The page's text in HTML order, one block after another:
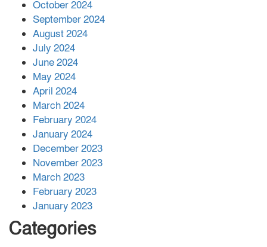
সহায়তা দিলেন সাচিং প্রু জেরী
October 2024
September 2024
August 2024
July 2024
June 2024
May 2024
April 2024
March 2024
February 2024
January 2024
December 2023
November 2023
March 2023
February 2023
January 2023
Categories